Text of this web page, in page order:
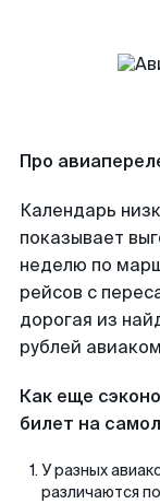
Про
Календарь
показывает
неделю по
рейсов с
дорогая из
рублей
Как еще
билет на
У разных
различаются